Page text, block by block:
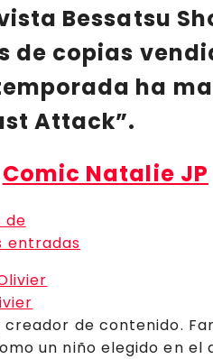
Bessatsu
de copias
ha
Attack”.
Comic Natalie JP
de
entradas
de contenido.
un niño elegido en